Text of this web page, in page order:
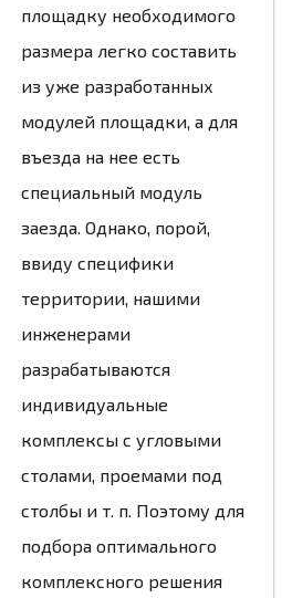
площадку необходимого
размера легко составить
из уже разработанных
модулей площадки, а для
въезда на нее есть
специальный модуль
заезда. Однако, порой,
ввиду специфики
территории, нашими
инженерами
разрабатываются
индивидуальные
комплексы с угловыми
столами, проемами под
столбы и т. п. Поэтому для
подбора оптимального
комплексного решения